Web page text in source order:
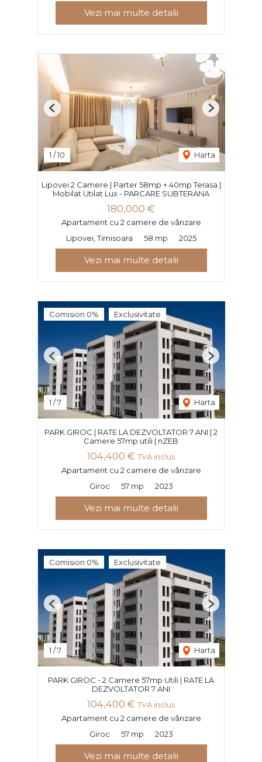
Vezi mai multe detalii
1 /10 Harta
Previous Next
Lipovei 2 Camere | Parter 58mp + 40mp Terasa |
Mobilat Utilat Lux - PARCARE SUBTERANA
180,000 €
Apartament cu 2 camere de vânzare
Lipovei, Timisoara
58 mp 2025
Vezi mai multe detalii
Comision 0% Exclusivitate
1 /7 Harta
Previous Next
PARK GIROC | RATE LA DEZVOLTATOR 7 ANI | 2
Camere 57mp utili | nZEB
104,400 € TVA inclus
Apartament cu 2 camere de vânzare
Giroc
57 mp 2023
Vezi mai multe detalii
Comision 0% Exclusivitate
1 /7 Harta
Previous Next
PARK GIROC - 2 Camere 57mp Utili | RATE LA
DEZVOLTATOR 7 ANI
104,400 € TVA inclus
Apartament cu 2 camere de vânzare
Giroc
57 mp 2023
Vezi mai multe detalii